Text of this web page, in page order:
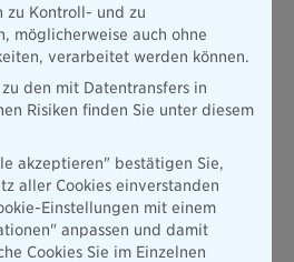
(Kapitalzahlung im Todesfall an
Ihr besonderes Extra für den
zu Kontroll- und zu
möglicherweise auch ohne
verarbeitet werden können.
den mit Datentransfers in
Risiken finden Sie unter diesem
akzeptieren" bestätigen Sie,
aller Cookies einverstanden
Einstellungen mit einem
anpassen und damit
Cookies Sie im Einzelnen